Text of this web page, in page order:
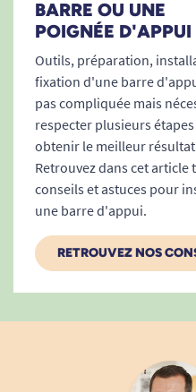
La sobriété de son
harmonieusement
de bain ou toilettes, à
établissement
facilite sa prise en
agréable, même sur
d’utilisation.
Compatibilité
optimisée
Adaptée à tous types
la stature de chacun,
naturelle pour se lever
BARRE OU UNE
POIGNÉE D'APPUI
Outils, préparation,
fixation d'une barre
pas compliquée mais
respecter plusieurs
obtenir le meilleur
Retrouvez dans cet article
conseils et astuces pour
une barre d'appui.
RETROUVEZ NOS